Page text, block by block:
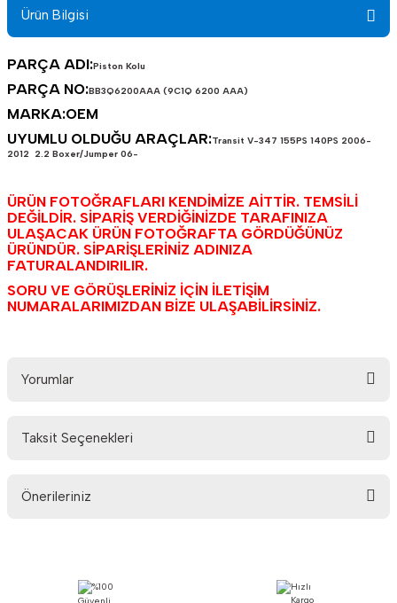
Ürün Bilgisi
PARÇA ADI:Piston Kolu
PARÇA NO:BB3Q6200AAA (9C1Q 6200 AAA)
MARKA:OEM
UYUMLU OLDUĞU ARAÇLAR:Transit V-347 155PS 140PS 2006-
2012 2.2 Boxer/Jumper 06-
ÜRÜN FOTOĞRAFLARI KENDİMİZE AİTTİR. TEMSİLİ
DEĞİLDİR. SİPARİŞ VERDİĞİNİZDE TARAFINIZA
ULAŞACAK ÜRÜN FOTOĞRAFTA GÖRDÜĞÜNÜZ
ÜRÜNDÜR. SİPARİŞLERİNİZ ADINIZA
FATURALANDIRILIR.
SORU VE GÖRÜŞLERİNİZ İÇİN İLETİŞİM
NUMARALARIMIZDAN BİZE ULAŞABİLİRSİNİZ.
Yorumlar
Taksit Seçenekleri
Önerileriniz
Görüş ve önerileriniz için teşekkür ederiz.
KONTAKLAR
MOTOR-MEKANİK
ŞANZIMAN-VİTES
SİLECEKLER
SÜZGEÇ VE ÇUBUKLAR
YÜRÜYEN-KAROSER
SİLECEKLER
YÜRÜYEN-KAROSER